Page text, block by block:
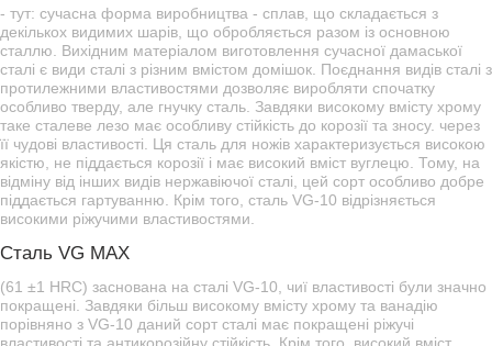
- тут: сучасна форма виробництва - сплав, що складається з
декількох видимих шарів, що обробляється разом із основною
сталлю. Вихідним матеріалом виготовлення сучасної дамаської
сталі є види сталі з різним вмістом домішок. Поєднання видів сталі з
протилежними властивостями дозволяє виробляти спочатку
особливо тверду, але гнучку сталь. Завдяки високому вмісту хрому
таке сталеве лезо має особливу стійкість до корозії та зносу. через
її чудові властивості. Ця сталь для ножів характеризується високою
якістю, не піддається корозії і має високий вміст вуглецю. Тому, на
відміну від інших видів нержавіючої сталі, цей сорт особливо добре
піддається гартуванню. Крім того, сталь VG-10 відрізняється
високими ріжучими властивостями.
Сталь VG MAX
(61 ±1 HRC) заснована на сталі VG-10, чиї властивості були значно
покращені. Завдяки більш високому вмісту хрому та ванадію
порівняно з VG-10 даний сорт сталі має покращені ріжучі